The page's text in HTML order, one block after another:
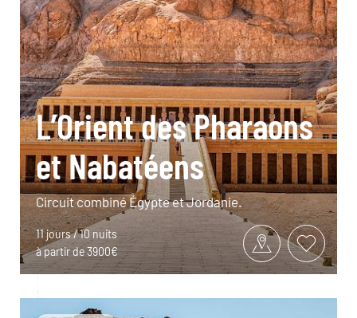
L’Orient des Pharaons
et Nabatéens
Circuit combiné Égypte et Jordanie.
11 jours / 10 nuits
à partir de 3900€